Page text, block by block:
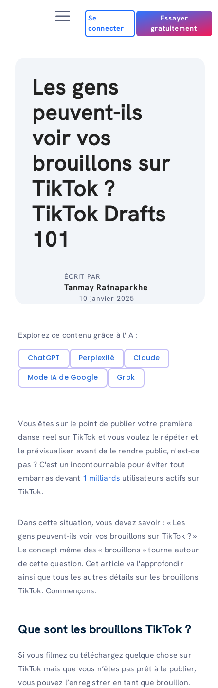
Menu
Se
connecter
Essayer
gratuitement
Les gens
peuvent-ils
voir vos
brouillons sur
TikTok ?
TikTok Drafts
101
ÉCRIT PAR
Tanmay Ratnaparkhe
10 janvier 2025
Explorez ce contenu grâce à l'IA :
ChatGPT Perplexité
Claude
Mode IA de Google
Grok
Vous êtes sur le point de publier votre première
danse reel sur TikTok et vous voulez le répéter et
le prévisualiser avant de le rendre public, n'est-ce
pas ? C'est un incontournable pour éviter tout
embarras devant 1 milliards utilisateurs actifs sur
TikTok.
Dans cette situation, vous devez savoir : « Les
gens peuvent-ils voir vos brouillons sur TikTok ? »
Le concept même des « brouillons » tourne autour
de cette question. Cet article va l'approfondir
ainsi que tous les autres détails sur les brouillons
TikTok. Commençons.
Que sont les brouillons TikTok ?
Si vous filmez ou téléchargez quelque chose sur
TikTok mais que vous n’êtes pas prêt à le publier,
vous pouvez l’enregistrer en tant que brouillon.